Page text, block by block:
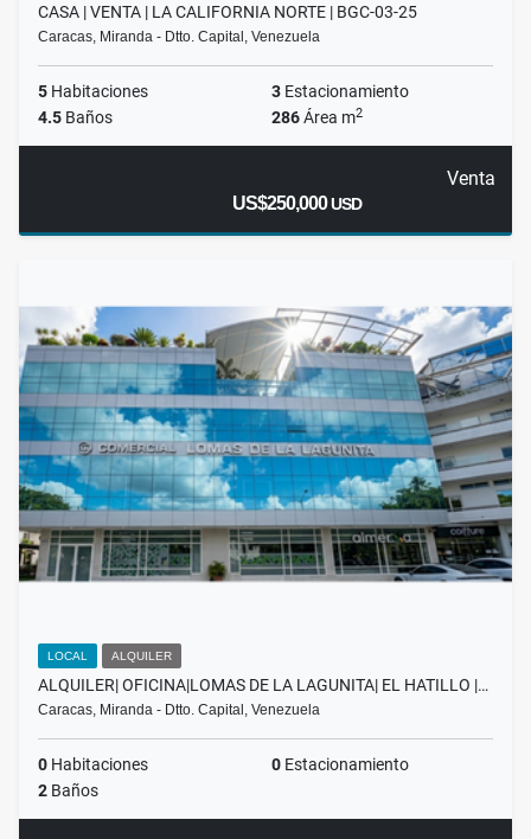
CASA | VENTA | LA CALIFORNIA NORTE | BGC-03-25
Caracas, Miranda - Dtto. Capital, Venezuela
5 Habitaciones 3 Estacionamiento
4.5 Baños 286Área m2
Venta
US$250,000USD
LOCAL ALQUILER
ALQUILER| OFICINA|LOMAS DE LA LAGUNITA| EL HATILLO |…
Caracas, Miranda - Dtto. Capital, Venezuela
0 Habitaciones 0 Estacionamiento
2 Baños